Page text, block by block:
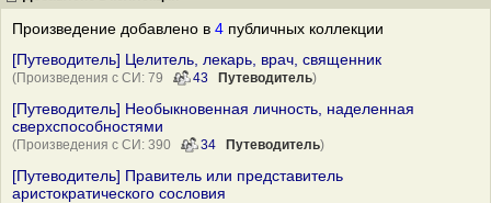
Произведение добавлено в 4 публичных коллекции
[Путеводитель] Целитель, лекарь, врач, священник
(Произведения с СИ: 79 43 Путеводитель)
[Путеводитель] Необыкновенная личность, наделенная
сверхспособностями
(Произведения с СИ: 390 34 Путеводитель)
[Путеводитель] Правитель или представитель
аристократического сословия